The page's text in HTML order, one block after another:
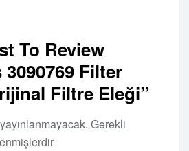
To Review
Filter
Filtre Eleği”
Gerekli